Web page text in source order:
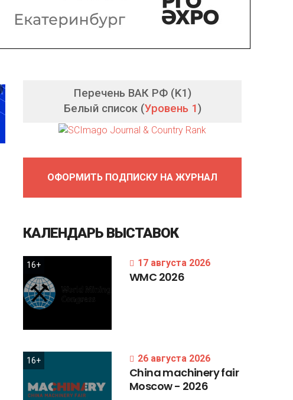
Перечень ВАК РФ (K1)
Белый список (Уровень 1)
ОФОРМИТЬ ПОДПИСКУ НА ЖУРНАЛ
КАЛЕНДАРЬ ВЫСТАВОК
16+ 17 августа 2026
WMC 2026
16+ 26 августа 2026
Chinamachineryfair
Moscow- 2026